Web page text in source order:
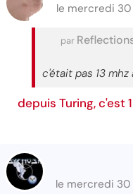
le mercredi
par
c'était pas 13 mhz
depuis Turing, c'est
le mercredi